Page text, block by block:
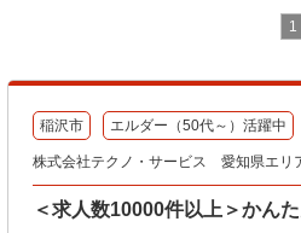
1
稲沢市 エルダー（50代～）活躍中
株式会社テクノ・サービス 愛知県エリ
＜求人数10000件以上＞かん